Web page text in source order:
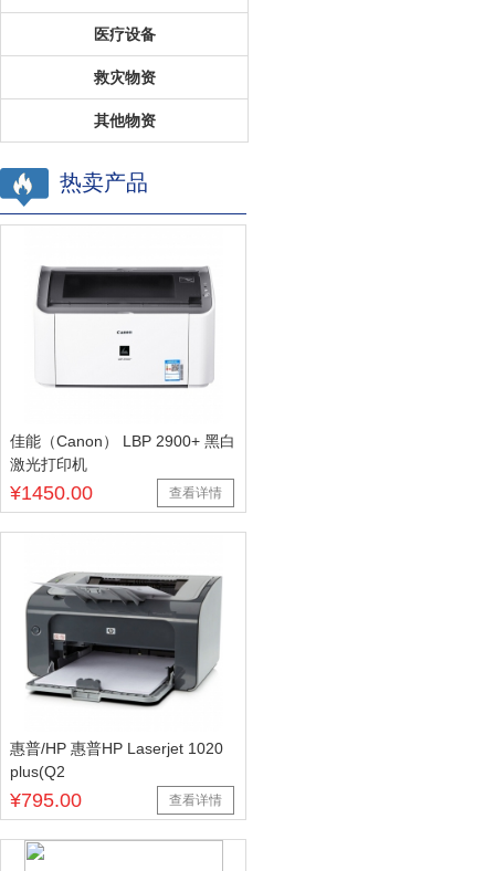
医疗设备
救灾物资
其他物资
热卖产品
佳能（Canon） LBP 2900+ 黑白
激光打印机
¥1450.00 查看详情
惠普/HP 惠普HP Laserjet 1020
plus(Q2
¥795.00 查看详情